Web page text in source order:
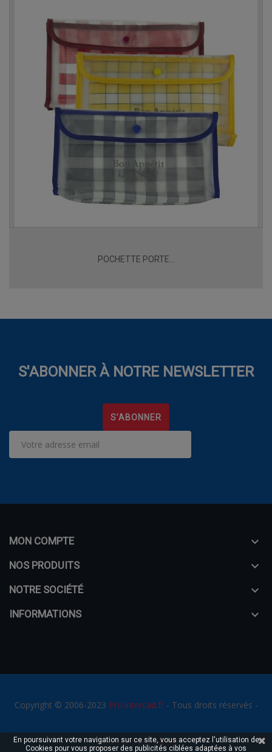
POCHETTE PORTE...
S'ABONNER À NOTRE NEWSLETTER
MON COMPTE 
NOS PRODUITS 
NOTRE SOCIÉTÉ 
INFORMATIONS 
Copyright © 2006-2023 Pro.intercad.fr- Tous droits réservés -
Réalisation parMC&C
En poursuivant votre navigation sur ce site, vous acceptez l'utilisation de
Cookies pour vous proposer des publicités ciblées adaptées à vos